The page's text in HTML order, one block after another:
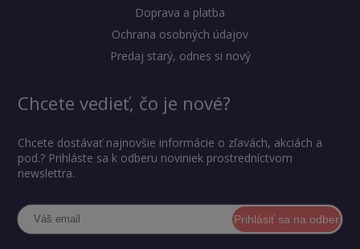
Doprava a platba
Ochrana osobných údajov
Predaj starý, odnes si nový
Chcete vedieť, čo je nové?
Chcete dostávať najnovšie informácie o zľavách, akciách a
pod.? Prihláste sa k odberu noviniek prostredníctvom
newslettra.
Prihlásiť sa na odber